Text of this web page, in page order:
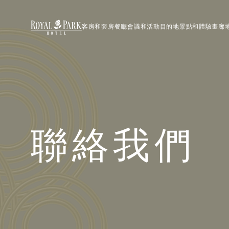
客房和套房餐廳會議和活動目的地景點和體驗畫廊
聯絡我們